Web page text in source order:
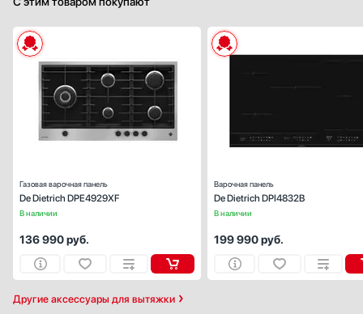
Другие аксессуары для вытяжки
В наличии
Газовая варочная панель
De Dietrich DPE4929XF
эмалированная
136 990руб.
В наличии
Варочная панель
De Dietrich DPI4832B
199 990руб.